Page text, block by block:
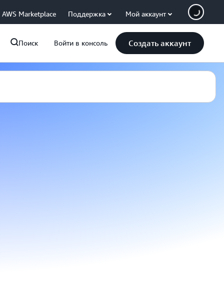
AWS Marketplace Поддержка Мой аккаунт
Поиск Войти в консоль Создать аккаунт